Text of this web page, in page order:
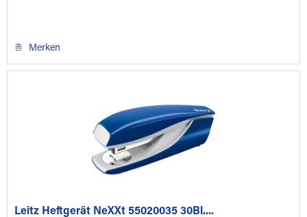
Merken
Leitz Heftgerät NeXXt 55020035 30Bl....